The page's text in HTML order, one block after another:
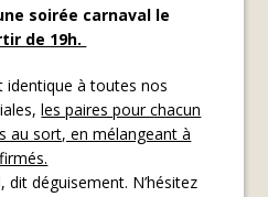
soirée carnaval le
de 19h.
à toutes nos
les paires pour chacun
au sort, en mélangeant à
déguisement. N’hésitez